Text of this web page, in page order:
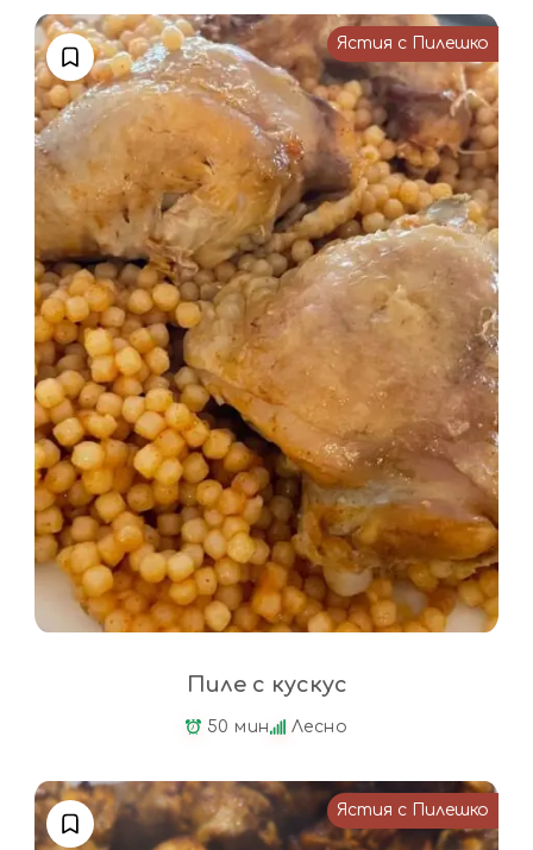
Ястия с Пилешко
Пиле с кускус
50 мин Лесно
Ястия с Пилешко